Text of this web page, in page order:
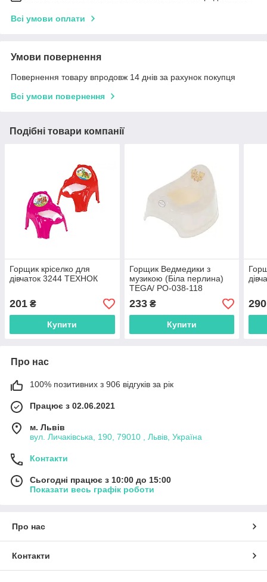
Всі умови оплати
Умови повернення
Повернення товару впродовж 14 днів за рахунок покупця
Всі умови повернення
Подібні товари компанії
Горщик кріселко для
дівчаток 3244 ТЕХНОК
201 ₴
Купити
Горщик Ведмедики з
музикою (Біла перлина)
TEGA/ PO-038-118
233₴
Купити
290
Про нас
100% позитивних з 906 відгуків за рік
Працює з 02.06.2021
м. Львів
вул. Личаківська, 190, 79010 , Львів, Україна
Контакти
Сьогодні працює з 10:00 до 15:00
Показати весь графік роботи
Про нас
Контакти